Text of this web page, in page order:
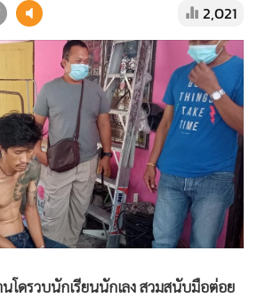
being
SD
2,021
โดรวบนักเรียนนักเลง สวมสนับมือต่อย